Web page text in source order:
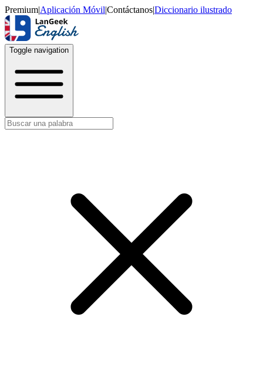
Premium|Aplicación Móvil|Contáctanos|Diccionario ilustrado
Toggle navigation